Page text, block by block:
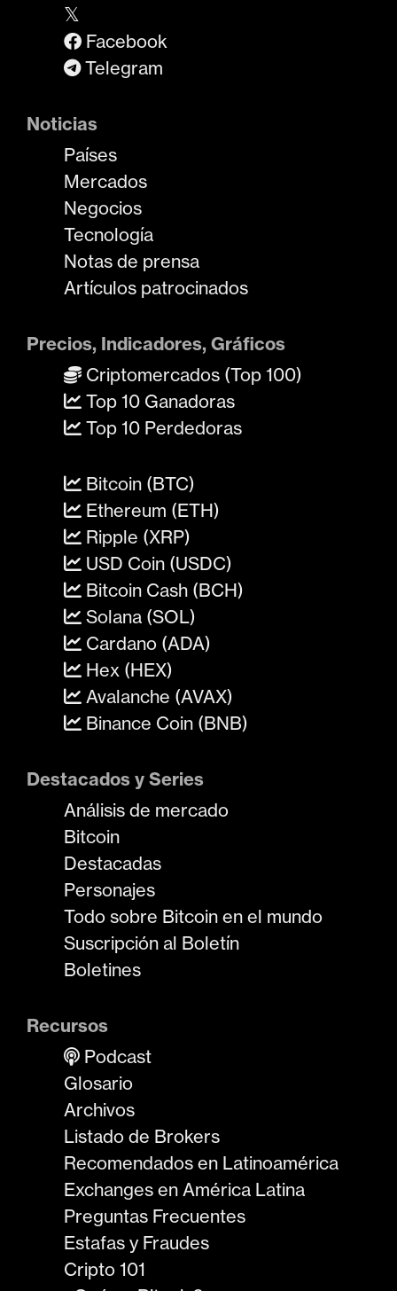
𝕏
Facebook
Telegram
Noticias
Países
Mercados
Negocios
Tecnología
Notas de prensa
Artículos patrocinados
Precios, Indicadores, Gráficos
Criptomercados (Top 100)
Top 10 Ganadoras
Top 10 Perdedoras
Bitcoin (BTC)
Ethereum (ETH)
Ripple (XRP)
USD Coin (USDC)
Bitcoin Cash (BCH)
Solana (SOL)
Cardano (ADA)
Hex (HEX)
Avalanche (AVAX)
Binance Coin (BNB)
Destacados y Series
Análisis de mercado
Bitcoin
Destacadas
Personajes
Todo sobre Bitcoin en el mundo
Suscripción al Boletín
Boletines
Recursos
Podcast
Glosario
Archivos
Listado de Brokers
Recomendados en Latinoamérica
Exchanges en América Latina
Preguntas Frecuentes
Estafas y Fraudes
Cripto 101